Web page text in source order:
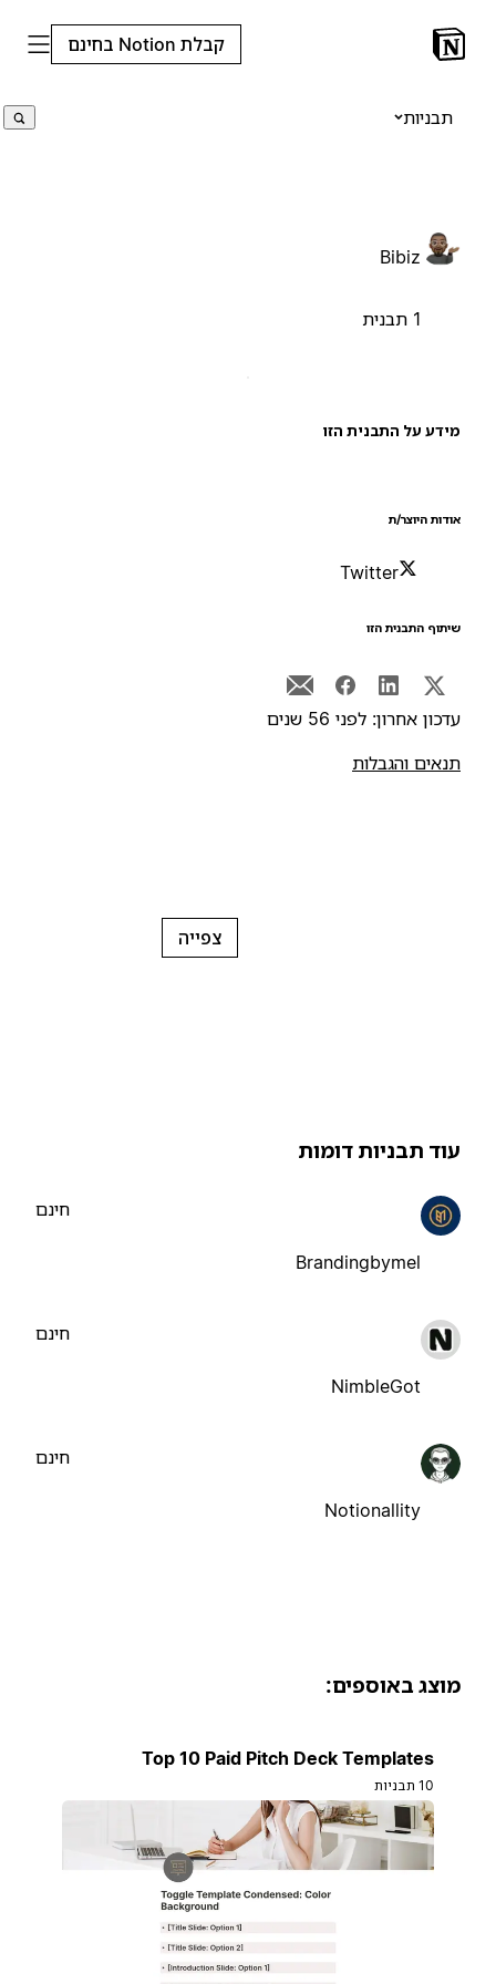
קבלת Notion בחינם
תבניות
Bibiz
על התבנית הזו
היוצר/ת
Twitter
התבנית הזו
אחרון: לפני 56 שנים
והגבלות
צפייה
תבניות דומות
Brandingbymel
NimbleGot
Notionallity
באוספים:
Top 10 Paid Pitch Deck Templates